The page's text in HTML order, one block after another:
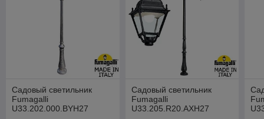
Садовый светильник
Fumagalli
U33.202.000.BYH27
Садовый светильник
Fumagalli
U33.205.R20.AXH27